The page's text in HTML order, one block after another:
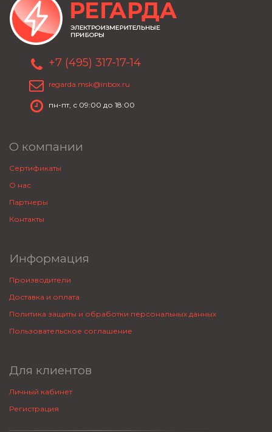
+7 (495) 317-17-14
regarda.msk@inbox.ru
пн-пт, с 09:00 до 18:00
О компании
Сертификаты
О нас
Партнеры
Контакты
Информация
Производители
Доставка и оплата
Политика защиты и обработки персональных данных
Пользовательское соглашение
Для клиентов
Личный кабинет
Регистрация